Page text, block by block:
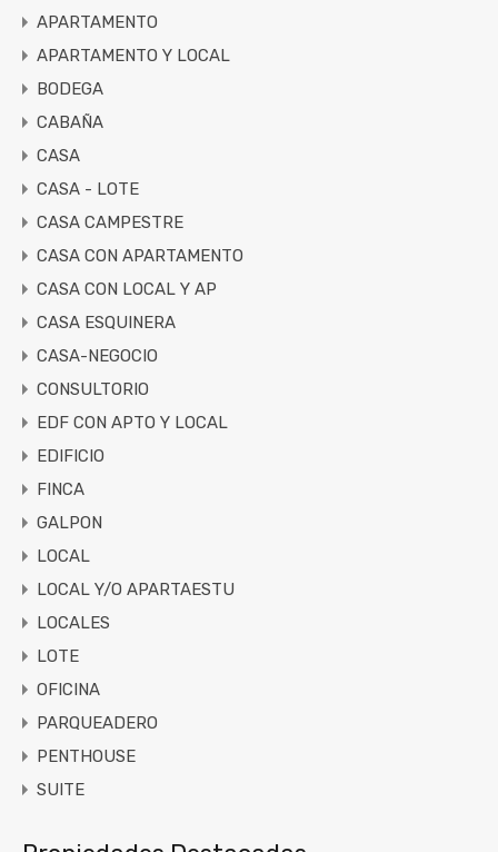
APARTAMENTO
APARTAMENTO Y LOCAL
BODEGA
CABAÑA
CASA
CASA - LOTE
CASA CAMPESTRE
CASA CON APARTAMENTO
CASA CON LOCAL Y AP
CASA ESQUINERA
CASA-NEGOCIO
CONSULTORIO
EDF CON APTO Y LOCAL
EDIFICIO
FINCA
GALPON
LOCAL
LOCAL Y/O APARTAESTU
LOCALES
LOTE
OFICINA
PARQUEADERO
PENTHOUSE
SUITE